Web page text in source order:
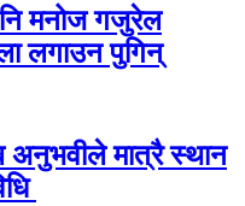
मनोज गजुरेल
लगाउन पुगिन्
अनुभवीले मात्रै स्थान